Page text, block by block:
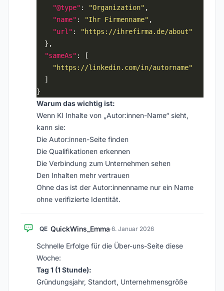
"@type" : "Organization"
"name" : "Ihr Firmenname"
"url" :
"https://ihrefirma.de/about"
"sameAs"
"https://linkedin.com/in/autorname"
Warum das wichtig ist:
Wenn KI Inhalte von „Autor:innen-Name“ sieht,
kann sie:
Die Autor:innen-Seite finden
Die Qualifikationen erkennen
Die Verbindung zum Unternehmen sehen
Den Inhalten mehr vertrauen
Ohne das ist der Autor:innenname nur ein Name
ohne verifizierte Identität.
QE QuickWins_Emma·6. Januar 2026
Schnelle Erfolge für die Über-uns-Seite diese
Woche:
Tag 1 (1 Stunde):
Gründungsjahr, Standort, Unternehmensgröße